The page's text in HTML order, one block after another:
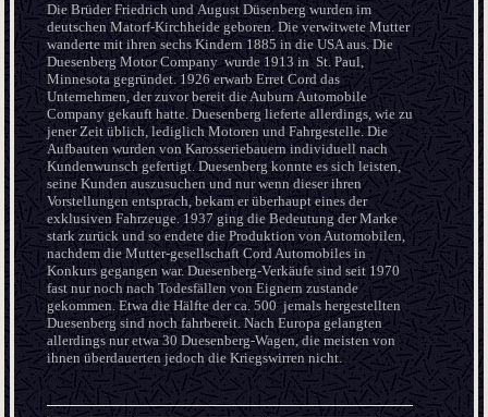
Die Brüder Friedrich und August Düsenberg wurden im
deutschen Matorf-Kirchheide geboren. Die verwitwete Mutter
wanderte mit ihren sechs Kindern 1885 in die USA aus. Die
Duesenberg Motor Company wurde 1913 in St. Paul,
Minnesota gegründet. 1926 erwarb Erret Cord das
Unternehmen, der zuvor bereit die Auburn Automobile
Company gekauft hatte. Duesenberg lieferte allerdings, wie zu
jener Zeit üblich, lediglich Motoren und Fahrgestelle. Die
Aufbauten wurden von Karosseriebauern individuell nach
Kundenwunsch gefertigt. Duesenberg konnte es sich leisten,
seine Kunden auszusuchen und nur wenn dieser ihren
Vorstellungen entsprach, bekam er überhaupt eines der
exklusiven Fahrzeuge. 1937 ging die Bedeutung der Marke
stark zurück und so endete die Produktion von Automobilen,
nachdem die Mutter-gesellschaft Cord Automobiles in
Konkurs gegangen war. Duesenberg-Verkäufe sind seit 1970
fast nur noch nach Todesfällen von Eignern zustande
gekommen. Etwa die Hälfte der ca. 500 jemals hergestellten
Duesenberg sind noch fahrbereit. Nach Europa gelangten
allerdings nur etwa 30 Duesenberg-Wagen, die meisten von
ihnen überdauerten jedoch die Kriegswirren nicht.